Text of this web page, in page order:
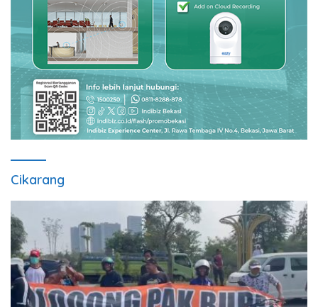
Cikarang